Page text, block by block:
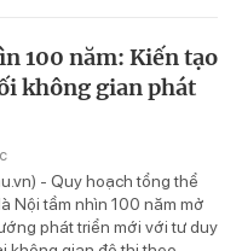
100 năm: Kiến tạo
không gian phát
- Quy hoạch tổng thể
Nội tầm nhìn 100 năm mở
phát triển mới với tư duy